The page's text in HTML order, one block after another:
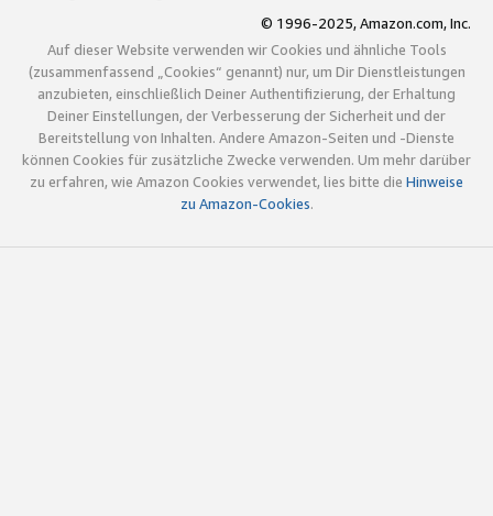
© 1996-2025, Amazon.com, Inc.
Auf dieser Website verwenden wir Cookies und ähnliche Tools
(zusammenfassend „Cookies“ genannt) nur, um Dir Dienstleistungen
anzubieten, einschließlich Deiner Authentifizierung, der Erhaltung
Deiner Einstellungen, der Verbesserung der Sicherheit und der
Bereitstellung von Inhalten. Andere Amazon-Seiten und -Dienste
können Cookies für zusätzliche Zwecke verwenden. Um mehr darüber
zu erfahren, wie Amazon Cookies verwendet, lies bitte die Hinweise
zu Amazon-Cookies.